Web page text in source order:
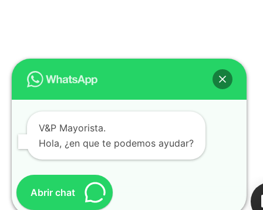
V&P Mayorista.
Hola, ¿en que te podemos ayudar?
Abrir chat